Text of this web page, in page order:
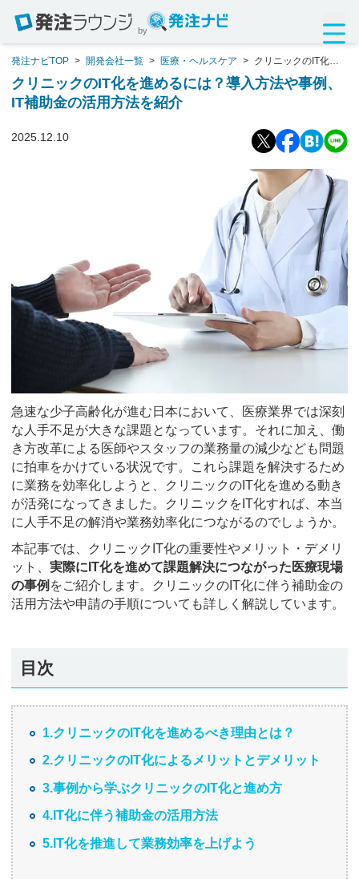
by
発注ナビTOP > 開発会社一覧 > 医療・ヘルスケア > クリニックのIT化を
進めるには？導入方法や事例、IT補助金の活用方法を紹介
クリニックのIT化を進めるには？導入方法や事例、
IT補助金の活用方法を紹介
2025.12.10
急速な少子高齢化が進む日本において、医療業界では深刻
な人手不足が大きな課題となっています。それに加え、働
き方改革による医師やスタッフの業務量の減少なども問題
に拍車をかけている状況です。これら課題を解決するため
に業務を効率化しようと、クリニックのIT化を進める動き
が活発になってきました。クリニックをIT化すれば、本当
に人手不足の解消や業務効率化につながるのでしょうか。
本記事では、クリニックIT化の重要性やメリット・デメリ
ット、 実際にIT化を進めて課題解決につながった医療現場
の事例 をご紹介します。クリニックのIT化に伴う補助金の
活用方法や申請の手順についても詳しく解説しています。
目次
1.クリニックのIT化を進めるべき理由とは？
2.クリニックのIT化によるメリットとデメリット
3.事例から学ぶクリニックのIT化と進め方
4.IT化に伴う補助金の活用方法
5.IT化を推進して業務効率を上げよう